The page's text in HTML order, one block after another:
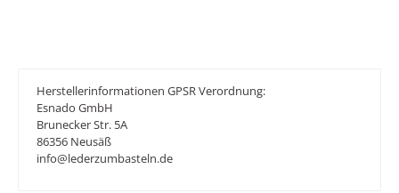
Herstellerinformationen GPSR Verordnung:
Esnado GmbH
Brunecker Str. 5A
86356 Neusäß
info@lederzumbasteln.de